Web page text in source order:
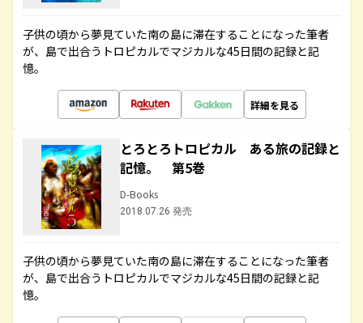
子供の頃から夢見ていた南の島に滞在することになった筆者
が、島で出合うトロピカルでマジカルな45日間の記録と記
憶。
詳細を見る
とろとろトロピカル ある旅の記録と
記憶。 第5巻
D-Books
2018.07.26 発売
子供の頃から夢見ていた南の島に滞在することになった筆者
が、島で出合うトロピカルでマジカルな45日間の記録と記
憶。